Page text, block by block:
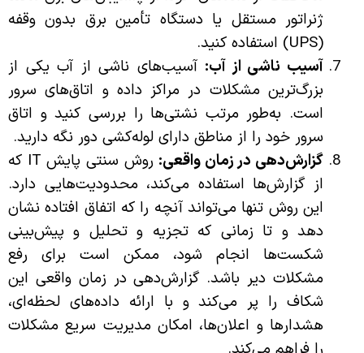
ژنراتور مستقل یا دستگاه تأمین برق بدون وقفه
(UPS) استفاده کنید.
آسیب ناشی از آب: آسیب‌های ناشی از آب یکی از
بزرگ‌ترین مشکلات در مراکز داده و اتاق‌های سرور
است. به‌طور مرتب نشتی‌ها را بررسی کنید و اتاق
سرور خود را از مناطق دارای لوله‌کشی دور نگه دارید.
گزارش‌دهی در زمان واقعی:
روش سنتی پایش IT که
از گزارش‌ها استفاده می‌کند، محدودیت‌هایی دارد.
این روش تنها می‌تواند آنچه را که اتفاق افتاده نشان
دهد و تا زمانی که تجزیه و تحلیل و پیش‌بینی
شکست‌ها انجام شود، ممکن است برای رفع
مشکلات دیر باشد. گزارش‌دهی در زمان واقعی این
شکاف را پر می‌کند و با ارائه داده‌های لحظه‌ای،
هشدارها و اعلان‌ها، امکان مدیریت سریع مشکلات